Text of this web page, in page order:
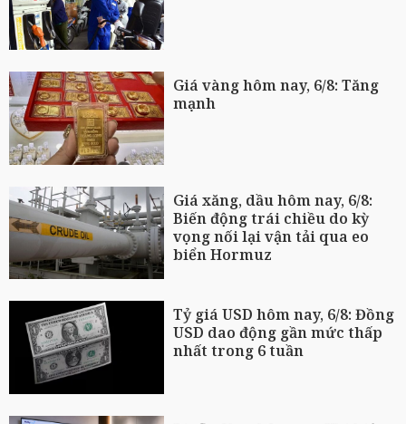
Giá vàng hôm nay, 6/8: Tăng
mạnh
Giá xăng, dầu hôm nay, 6/8:
Biến động trái chiều do kỳ
vọng nối lại vận tải qua eo
biển Hormuz
Tỷ giá USD hôm nay, 6/8: Đồng
USD dao động gần mức thấp
nhất trong 6 tuần